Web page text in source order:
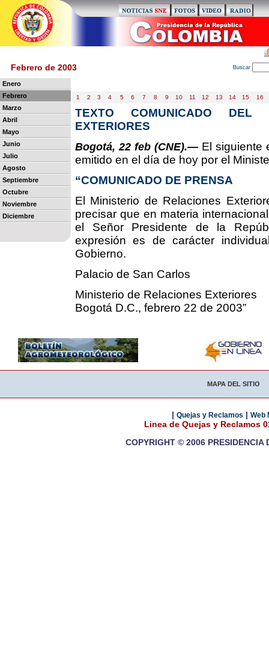
Febrero de 2003 Buscar
Enero
Febrero
Marzo
Abril
Mayo
Junio
Julio
Agosto
Septiembre
Octubre
Noviembre
Diciembre
1 2 3 4 5 6 7 8 9 10 11 12 13 14 15 16
TEXTO COMUNICADO DEL
EXTERIORES
Bogotá, 22 feb (CNE).— El siguiente
emitido en el día de hoy por el
“COMUNICADO DE PRENSA
El Ministerio de Relaciones
precisar que en materia
el Señor Presidente de la
expresión es de carácter
Gobierno.
Palacio de San Carlos
Ministerio de Relaciones Exteriores
Bogotá D.C., febrero 22 de 2003”
MAPA DEL SITIO
| Quejas y Reclamos | Web
Linea de Quejas y Reclamos
COPYRIGHT © 2006 PRESIDENCIA